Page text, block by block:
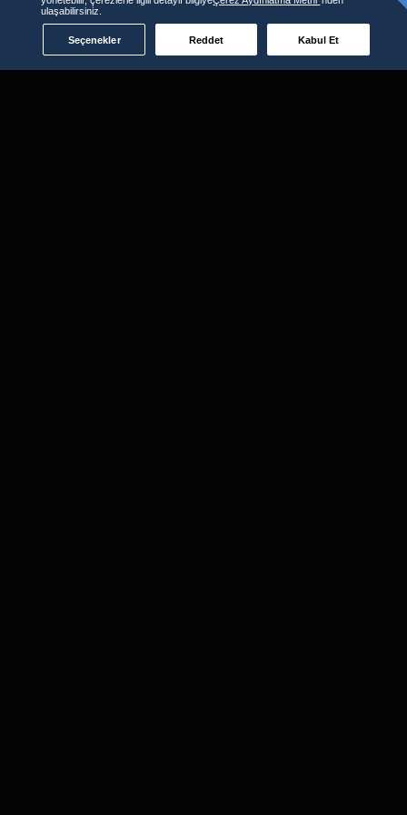
ulaşabilirsiniz.
Seçenekler Reddet Kabul Et